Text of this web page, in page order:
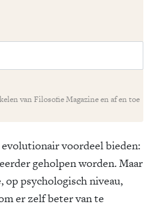
van Filosofie Magazine en af en toe
evolutionair voordeel bieden:
geholpen worden. Maar
psychologisch niveau,
er zelf beter van te